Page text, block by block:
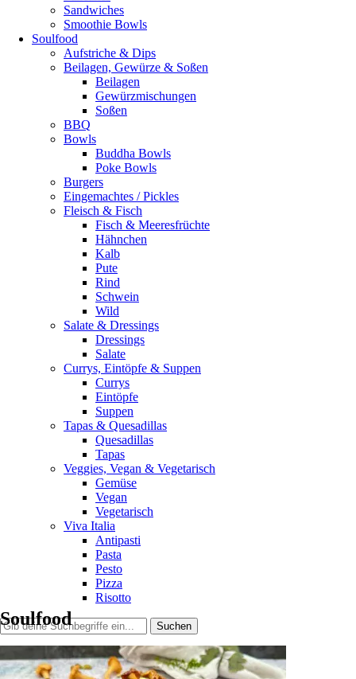
Sandwiches
Smoothie Bowls
Soulfood
Aufstriche & Dips
Beilagen, Gewürze & Soßen
Beilagen
Gewürzmischungen
Soßen
BBQ
Bowls
Buddha Bowls
Poke Bowls
Burgers
Eingemachtes / Pickles
Fleisch & Fisch
Fisch & Meeresfrüchte
Hähnchen
Kalb
Pute
Rind
Schwein
Wild
Salate & Dressings
Dressings
Salate
Currys, Eintöpfe & Suppen
Currys
Eintöpfe
Suppen
Tapas & Quesadillas
Quesadillas
Tapas
Veggies, Vegan & Vegetarisch
Gemüse
Vegan
Vegetarisch
Viva Italia
Antipasti
Pasta
Pesto
Pizza
Risotto
Home
Index
Soulfood